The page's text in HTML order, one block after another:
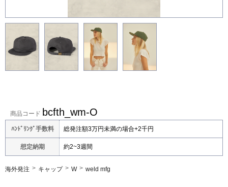
商品コード bcfth_wm-O
ﾊﾝﾄﾞﾘﾝｸﾞ手数料 総発注額3万円未満の場合+2千円
想定納期 約2~3週間
海外発注 キャップ W weld mfg